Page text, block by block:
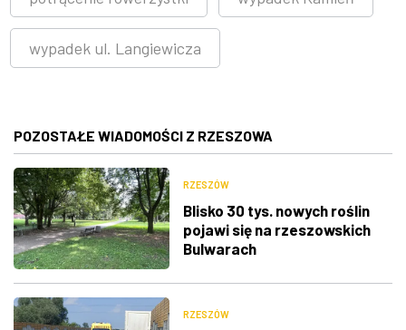
wypadek ul. Langiewicza
POZOSTAŁE WIADOMOŚCI Z RZESZOWA
RZESZÓW
Blisko 30 tys. nowych roślin
pojawi się na rzeszowskich
Bulwarach
RZESZÓW